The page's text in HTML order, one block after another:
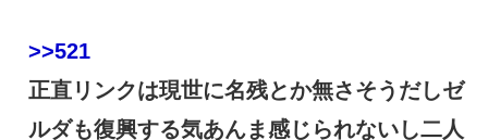
>>521
正直リンクは現世に名残とか無さそうだしゼ
ルダも復興する気あんま感じられないし二人